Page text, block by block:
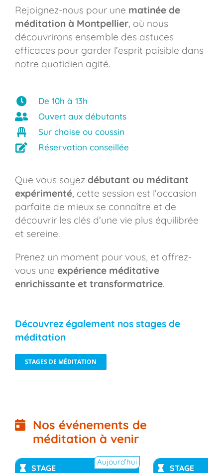
Rejoignez-nous pour une matinée de
méditation à Montpellier, où nous
découvrirons ensemble des astuces
efficaces pour garder l’esprit paisible dans
notre quotidien agité.
De 10h à 13h
Ouvert aux débutants
Sur chaise ou coussin
Réservation conseillée
Que vous soyez débutant ou méditant
expérimenté, cette session est l’occasion
parfaite de mieux se connaître et de
découvrir les clés d’une vie plus équilibrée
et sereine.
Prenez un moment pour vous, et offrez-
vous une expérience méditative
enrichissante et transformatrice.
Découvrez également nos stages de
méditation
STAGES DE MÉDITATION
Nos événements de
méditation à venir
STAGE
Aujourd’hui
STAGE